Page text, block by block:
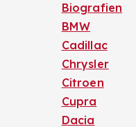
Biografien
BMW
Cadillac
Chrysler
Citroen
Cupra
Dacia